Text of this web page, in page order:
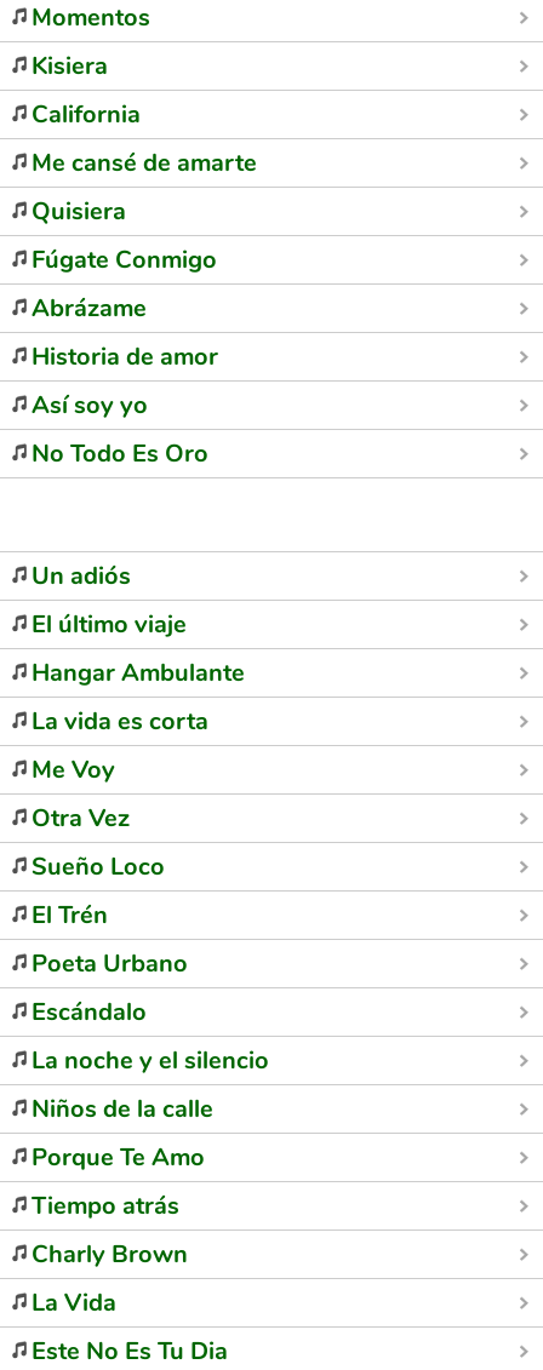
Momentos
Kisiera
California
Me cansé de amarte
Quisiera
Fúgate Conmigo
Abrázame
Historia de amor
Así soy yo
No Todo Es Oro
Un adiós
El último viaje
Hangar Ambulante
La vida es corta
Me Voy
Otra Vez
Sueño Loco
El Trén
Poeta Urbano
Escándalo
La noche y el silencio
Niños de la calle
Porque Te Amo
Tiempo atrás
Charly Brown
La Vida
Este No Es Tu Dia